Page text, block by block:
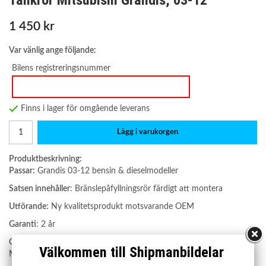
1 450 kr
Var vänlig ange följande:
Bilens registreringsnummer
Finns i lager för omgående leverans
Lägg i varukorgen
Produktbeskrivning:
Passar: Grandis 03-12 bensin & dieselmodeller
Satsen innehåller: Bränslepåfyllningsrör färdigt att montera
Utförande: Ny kvalitetsprodukt motsvarande OEM
Garanti: 2 år
OE nummer:
MR599142Välkommen till Shipmanbildelar